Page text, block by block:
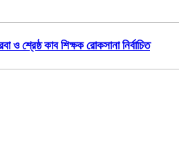
ও শ্রেষ্ঠ কাব শিক্ষক রোকসানা নির্বাচিত